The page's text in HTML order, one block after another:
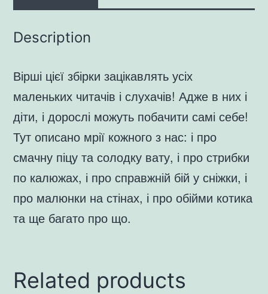
Description
Вірші цієї збірки зацікавлять усіх
маленьких читачів і слухачів! Адже в них і
діти, і дорослі можуть побачити самі себе!
Тут описано мрії кожного з нас: і про
смачну піцу та солодку вату, і про стрибки
по калюжах, і про справжній бій у сніжки, і
про малюнки на стінах, і про обійми котика
та ще багато про що.
Related products